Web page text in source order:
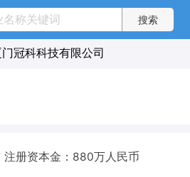
门冠科科技有限公司
注册资本金：880万人民币